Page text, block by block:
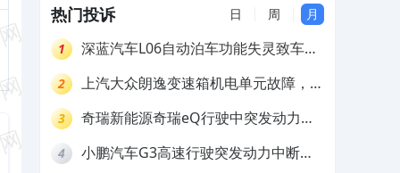
热门投诉 日 周 月
1
深蓝汽车L06自动泊车功能失灵致车辆
2
上汽大众朗逸变速箱机电单元故障，厂
3
奇瑞新能源奇瑞eQ行驶中突发动力受
拒绝三电质保
4
小鹏汽车G3高速行驶突发动力中断，